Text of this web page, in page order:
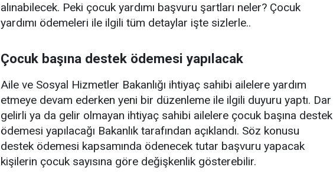
alınabilecek. Peki çocuk yardımı başvuru şartları neler? Çocuk
yardımı ödemeleri ile ilgili tüm detaylar işte sizlerle..
Çocuk başına destek ödemesi yapılacak
Aile ve Sosyal Hizmetler Bakanlığı ihtiyaç sahibi ailelere yardım
etmeye devam ederken yeni bir düzenleme ile ilgili duyuru yaptı. Dar
gelirli ya da gelir olmayan ihtiyaç sahibi ailelere çocuk başına destek
ödemesi yapılacağı Bakanlık tarafından açıklandı. Söz konusu
destek ödemesi kapsamında ödenecek tutar başvuru yapacak
kişilerin çocuk sayısına göre değişkenlik gösterebilir.